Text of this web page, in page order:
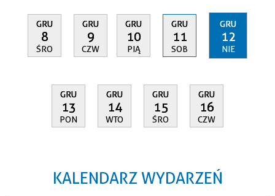
GRU
8
ŚRO
GRU
9
CZW
GRU
10
PIĄ
GRU
11
SOB
GRU
12
NIE
GRU
13
PON
GRU
14
WTO
GRU
15
ŚRO
GRU
16
CZW
KALENDARZ WYDARZEŃ